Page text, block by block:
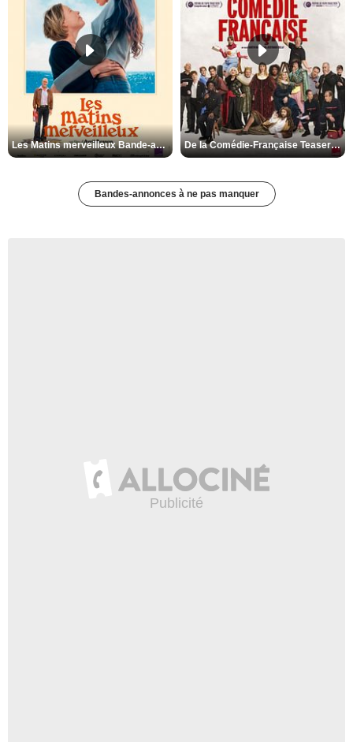
Les Matins merveilleux Bande-annonce VF De la Comédie-Française Teaser VF
Bandes-annonces à ne pas manquer